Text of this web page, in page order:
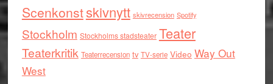
Scenkonstskivnytt skivrecension Spotify
Stockholm Stockholms stadsteater Teater
Teaterkritik Teaterrecension tv TV-serie Video Way Out
West